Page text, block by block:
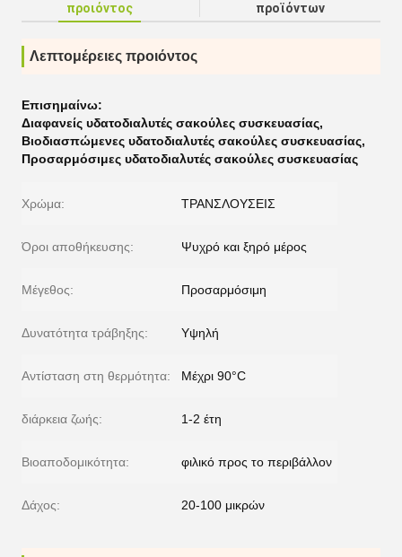
προιόντος
προϊόντων
Λεπτομέρειες προιόντος
Επισημαίνω:
Διαφανείς υδατοδιαλυτές σακούλες συσκευασίας,
Βιοδιασπώμενες υδατοδιαλυτές σακούλες συσκευασίας,
Προσαρμόσιμες υδατοδιαλυτές σακούλες συσκευασίας
Χρώμα: ΤΡΑΝΣΛΟΥΣΕΙΣ
Όροι αποθήκευσης: Ψυχρό και ξηρό μέρος
Μέγεθος: Προσαρμόσιμη
Δυνατότητα τράβηξης: Υψηλή
Αντίσταση στη θερμότητα: Μέχρι 90°C
διάρκεια ζωής: 1-2 έτη
Βιοαποδομικότητα: φιλικό προς το περιβάλλον
Δάχος: 20-100 μικρών